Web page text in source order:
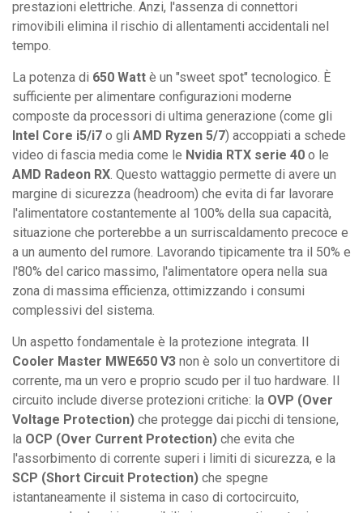
prestazioni elettriche. Anzi, l'assenza di connettori
rimovibili elimina il rischio di allentamenti accidentali nel
tempo.
La potenza di 650 Watt è un "sweet spot" tecnologico. È
sufficiente per alimentare configurazioni moderne
composte da processori di ultima generazione (come gli
Intel Core i5/i7 o gli AMD Ryzen 5/7) accoppiati a schede
video di fascia media come le Nvidia RTX serie 40 o le
AMD Radeon RX . Questo wattaggio permette di avere un
margine di sicurezza (headroom) che evita di far lavorare
l'alimentatore costantemente al 100% della sua capacità,
situazione che porterebbe a un surriscaldamento precoce e
a un aumento del rumore. Lavorando tipicamente tra il 50% e
l'80% del carico massimo, l'alimentatore opera nella sua
zona di massima efficienza, ottimizzando i consumi
complessivi del sistema.
Un aspetto fondamentale è la protezione integrata. Il
Cooler Master MWE650 V3 non è solo un convertitore di
corrente, ma un vero e proprio scudo per il tuo hardware. Il
circuito include diverse protezioni critiche: la OVP (Over
Voltage Protection) che protegge dai picchi di tensione,
la OCP (Over Current Protection) che evita che
l'assorbimento di corrente superi i limiti di sicurezza, e la
SCP (Short Circuit Protection) che spegne
istantaneamente il sistema in caso di cortocircuito,